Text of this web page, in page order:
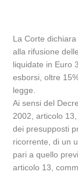
La Corte
alla rifusione
liquidate in Euro
esborsi, oltre
legge.
Ai sensi del
2002, articolo
dei presupposti
ricorrente, di un
pari a quello
articolo 13,